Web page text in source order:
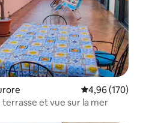
Évaluation
4,96 (170)
terrasse et vue sur la mer